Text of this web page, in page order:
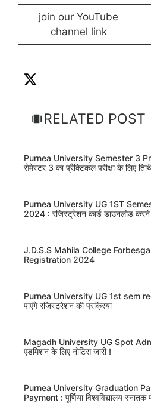
join our YouTube
channel link
RELATED POST
Purnea University Semester 3
सेमेस्टर 3 का प्रैक्टिकल परीक्षा के लिए
Purnea University UG 1ST
2024 : रजिस्ट्रेशन कार्ड डाउनलोड करने
J.D.S.S Mahila College
Registration 2024
Purnea University UG 1st sem
पाएंगे रजिस्ट्रेशन की प्रक्रिया
Magadh University UG Spot
एडमिशन के लिए नोटिस जारी !
Purnea University Graduation
Payment : पूर्णिया विश्वविद्यालय स्नातक